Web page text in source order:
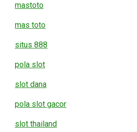
mastoto
mas toto
situs 888
pola slot
slot dana
pola slot gacor
slot thailand